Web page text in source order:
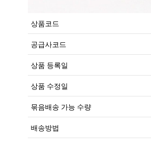
상품코드
공급사코드
상품 등록일
상품 수정일
묶음배송 가능 수량
배송방법